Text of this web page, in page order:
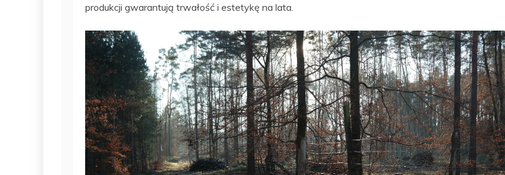
produkcji gwarantują trwałość i estetykę na lata.